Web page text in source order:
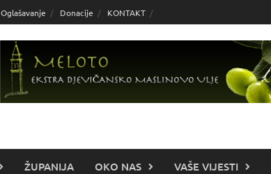
Oglašavanje Donacije KONTAKT
ŽUPANIJA OKO NAS VAŠE VIJESTI